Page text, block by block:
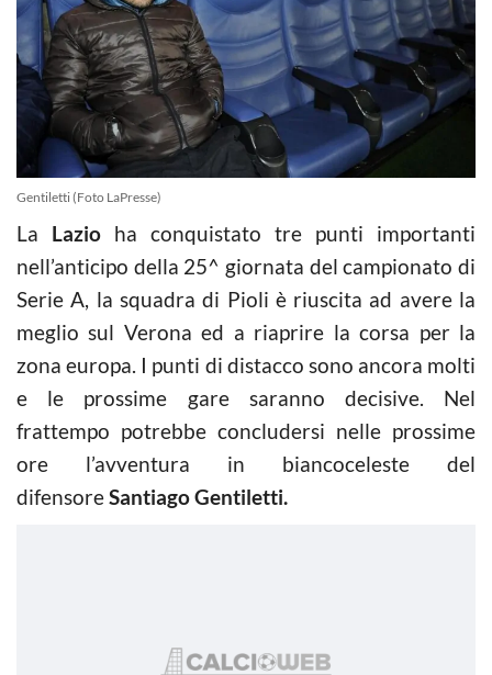
Gentiletti (Foto LaPresse)
La Lazio ha conquistato tre punti importanti
nell’anticipo della 25^ giornata del campionato di
Serie A, la squadra di Pioli è riuscita ad avere la
meglio sul Verona ed a riaprire la corsa per la
zona europa. I punti di distacco sono ancora molti
e le prossime gare saranno decisive. Nel
frattempo potrebbe concludersi nelle prossime
ore l’avventura in biancoceleste del
difensoreSantiago Gentiletti.